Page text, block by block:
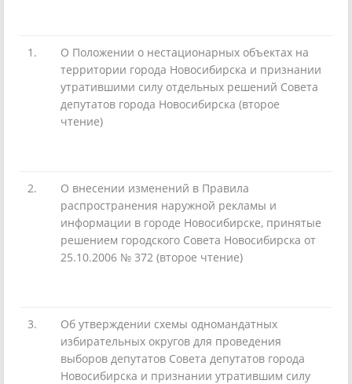
1.
О Положении о нестационарных объектах на
территории города Новосибирска и признании
утратившими силу отдельных решений Совета
депутатов города Новосибирска (второе
чтение)
2.
О внесении изменений в Правила
распространения наружной рекламы и
информации в городе Новосибирске, принятые
решением городского Совета Новосибирска от
25.10.2006 № 372 (второе чтение)
3.
Об утверждении схемы одномандатных
избирательных округов для проведения
выборов депутатов Совета депутатов города
Новосибирска и признании утратившим силу